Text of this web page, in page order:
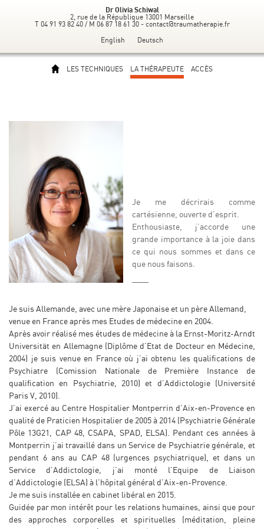
Dr Olivia Schiwal
2, rue de la République 13001 Marseille
T 04 91 93 82 40 / M 06 87 18 61 30 - contact@traumatherapie.fr
English Deutsch
LES TECHNIQUES LA THÉRAPEUTE ACCÈS
Je me décrirais comme
cartésienne, ouverte d’esprit.
Enthousiaste, j’accorde une
grande importance à la joie dans
ce qui nous sommes et dans ce
que nous faisons.
Je suis Allemande, avec une mère Japonaise et un père Allemand,
venue en France après mes Etudes de médecine en 2004.
Après avoir réalisé mes études de médecine à la Ernst-Moritz-Arndt
Universität en Allemagne (Diplôme d’Etat de Docteur en Médecine,
2004) je suis venue en France où j’ai obtenu les qualifications de
Psychiatre (Comission Nationale de Première Instance de
qualification en Psychiatrie, 2010) et d’Addictologie (Université
Paris V, 2010).
J’ai exercé au Centre Hospitalier Montperrin d’Aix-en-Provence en
qualité de Praticien Hospitalier de 2005 à 2014 (Psychiatrie Générale
Pôle 13G21, CAP 48, CSAPA, SPAD, ELSA). Pendant ces années à
Montperrin j’ai travaillé dans un Service de Psychiatrie générale, et
pendant 6 ans au CAP 48 (urgences psychiatrique), et dans un
Service d’Addictologie, j’ai monté l’Equipe de Liaison
d’Addictologie (ELSA) à l’hôpital général d’Aix-en-Provence.
Je me suis installée en cabinet libéral en 2015.
Guidée par mon intérêt pour les relations humaines, ainsi que pour
des approches corporelles et spirituelles (méditation, pleine